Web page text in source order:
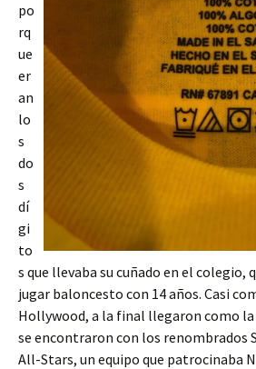
po
rq
ue
er
an
lo
s
do
s
dí
gi
to
s que llevaba su cuñado en el colegio,
jugar baloncesto con 14 años. Casi
Hollywood, a la final llegaron como
se encontraron con los renombrados
All-Stars, un equipo que patrocinaba